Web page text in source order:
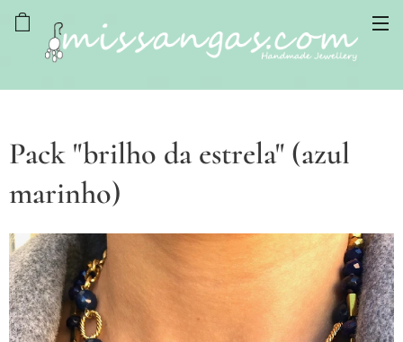
Pack "brilho da estrela" (azul
marinho)